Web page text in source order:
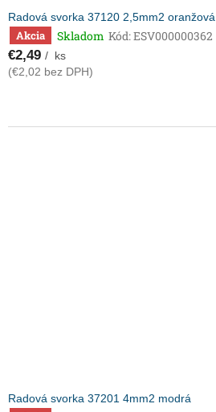
Radová svorka 37120 2,5mm2 oranžová
Akcia Skladom Kód:ESV000000362
€2,49 / ks
(€2,02 bez DPH)
Radová svorka 37201 4mm2 modrá